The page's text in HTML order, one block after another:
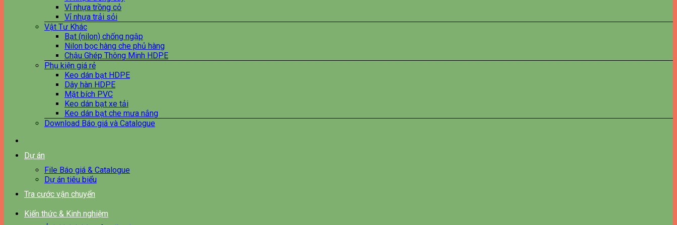
Vỉ nhựa trồng cỏ
Vỉ nhựa trải sỏi
Vật Tư Khác
Bạt (nilon) chống ngập
Nilon bọc hàng che phủ hàng
Chậu Ghép Thông Minh HDPE
Phụ kiện giá rẻ
Keo dán bạt HDPE
Dây hàn HDPE
Mặt bích PVC
Keo dán bạt xe tải
Keo dán bạt che mưa nắng
Download Báo giá và Catalogue
Dự án
File Báo giá & Catalogue
Dự án tiêu biểu
Tra cước vận chuyển
Kiến thức & Kinh nghiệm